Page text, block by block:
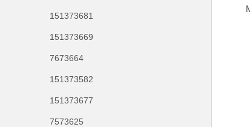
151373681
151373669
7673664
151373582
151373677
7573625